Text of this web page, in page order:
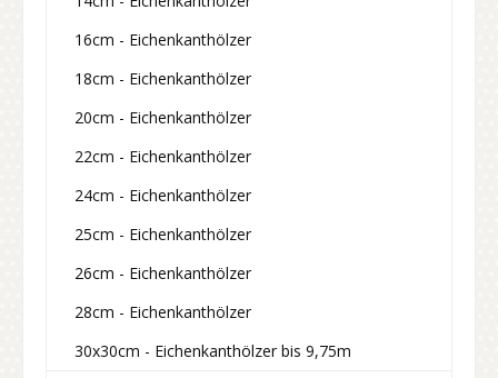
16cm - Eichenkanthölzer
18cm - Eichenkanthölzer
20cm - Eichenkanthölzer
22cm - Eichenkanthölzer
24cm - Eichenkanthölzer
25cm - Eichenkanthölzer
26cm - Eichenkanthölzer
28cm - Eichenkanthölzer
30x30cm - Eichenkanthölzer bis 9,75m